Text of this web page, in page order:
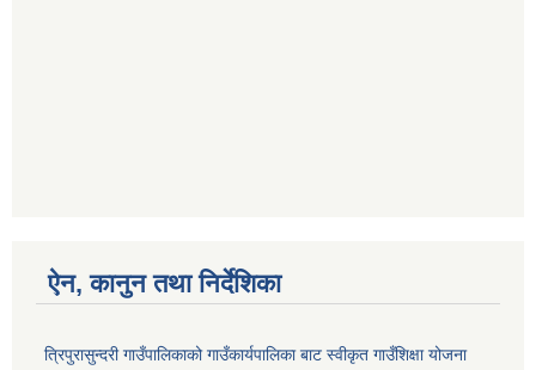
ऐन, कानुन तथा निर्देशिका
त्रिपुरासुन्दरी गाउँपालिकाको गाउँकार्यपालिका बाट स्वीकृत गाउँशिक्षा योजना